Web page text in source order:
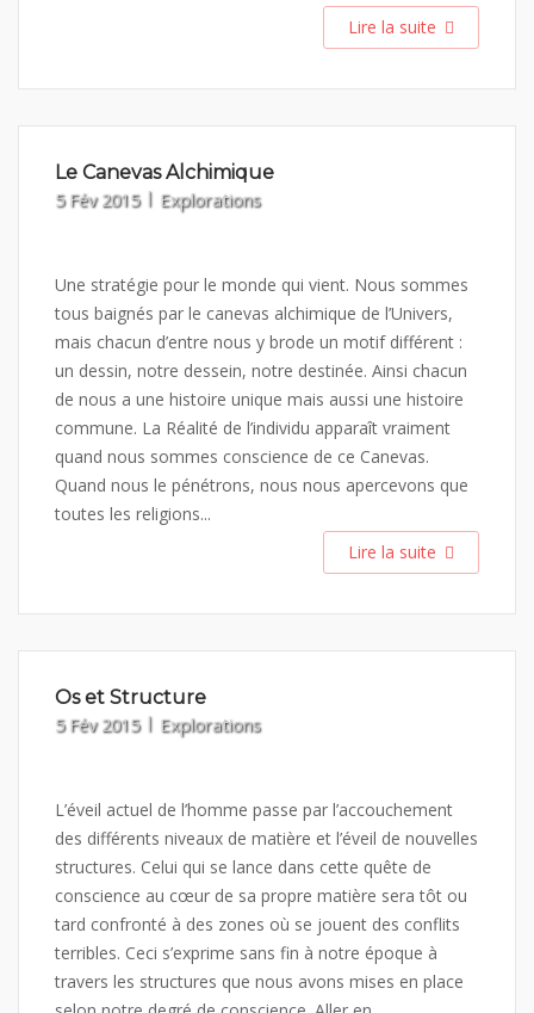
Lire la suite
Le Canevas Alchimique
5 Fév 2015 Explorations
Une stratégie pour le monde qui vient. Nous sommes
tous baignés par le canevas alchimique de l’Univers,
mais chacun d’entre nous y brode un motif différent :
un dessin, notre dessein, notre destinée. Ainsi chacun
de nous a une histoire unique mais aussi une histoire
commune. La Réalité de l’individu apparaît vraiment
quand nous sommes conscience de ce Canevas.
Quand nous le pénétrons, nous nous apercevons que
toutes les religions...
Lire la suite
Os et Structure
5 Fév 2015 Explorations
L’éveil actuel de l’homme passe par l’accouchement
des différents niveaux de matière et l’éveil de nouvelles
structures. Celui qui se lance dans cette quête de
conscience au cœur de sa propre matière sera tôt ou
tard confronté à des zones où se jouent des conflits
terribles. Ceci s’exprime sans fin à notre époque à
travers les structures que nous avons mises en place